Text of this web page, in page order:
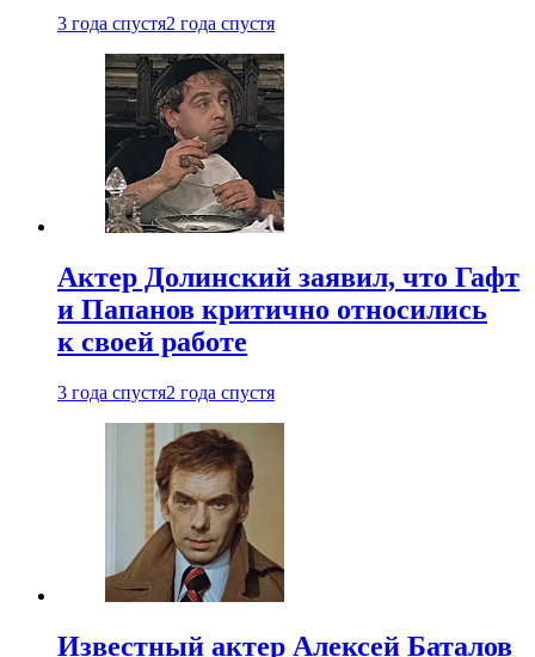
3 года спустя2 года спустя
Актер Долинский заявил, что Гафт
и Папанов критично относились
к своей работе
3 года спустя2 года спустя
Известный актер Алексей Баталов